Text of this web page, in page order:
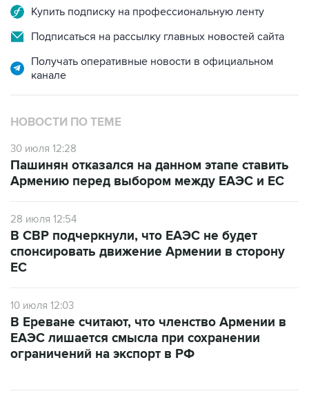
Купить подписку на профессиональную ленту
Подписаться на рассылку главных новостей сайта
Получать оперативные новости в официальном
канале
НОВОСТИ ПО ТЕМЕ
30 июля 12:28
Пашинян отказался на данном этапе ставить
Армению перед выбором между ЕАЭС и ЕС
28 июля 12:54
В СВР подчеркнули, что ЕАЭС не будет
спонсировать движение Армении в сторону
ЕС
10 июля 12:03
В Ереване считают, что членство Армении в
ЕАЭС лишается смысла при сохранении
ограничений на экспорт в РФ